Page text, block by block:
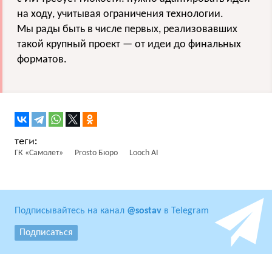
на ходу, учитывая ограничения технологии.
Мы рады быть в числе первых, реализовавших
такой крупный проект — от идеи до финальных
форматов.
ГК «Самолет» Prosto Бюро Looch AI
Подписывайтесь на канал @sostav в Telegram
Подписаться